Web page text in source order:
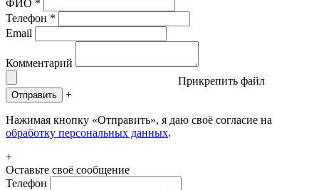
ФИО *
Телефон *
Email
Комментарий
Прикрепить файл
Отправить +
Нажимая кнопку «Отправить», я даю своё согласие на
обработку персональных данных.
+
Оставьте своё сообщение
Телефон